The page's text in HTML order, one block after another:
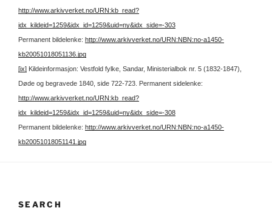
http://www.arkivverket.no/URN:kb_read?
idx_kildeid=1259&idx_id=1259&uid=ny&idx_side=-303
Permanent bildelenke: http://www.arkivverket.no/URN:NBN:no-a1450-
kb20051018051136.jpg
[ix] Kildeinformasjon: Vestfold fylke, Sandar, Ministerialbok nr. 5 (1832-1847),
Døde og begravede 1840, side 722-723. Permanent sidelenke:
http://www.arkivverket.no/URN:kb_read?
idx_kildeid=1259&idx_id=1259&uid=ny&idx_side=-308
Permanent bildelenke: http://www.arkivverket.no/URN:NBN:no-a1450-
kb20051018051141.jpg
SEARCH